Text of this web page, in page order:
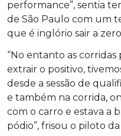
performance”, sentia
de São Paulo com um
que é inglório sair a
“No entanto as corridas
extrair o positivo,
desde a sessão de
e também na corrida,
com o carro e estava a
pódio”, frisou o piloto